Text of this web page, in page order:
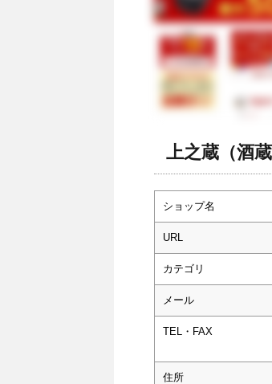
上之蔵（酒
ショップ名
URL
カテゴリ
メール
TEL・FAX
住所